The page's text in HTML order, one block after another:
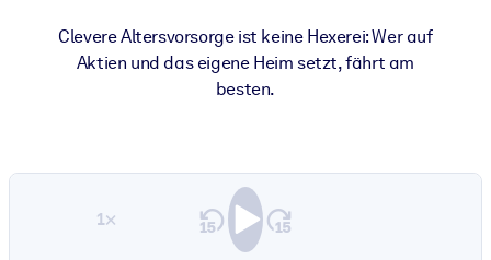
Clevere Altersvorsorge ist keine Hexerei: Wer auf
Aktien und das eigene Heim setzt, fährt am
besten.
1×